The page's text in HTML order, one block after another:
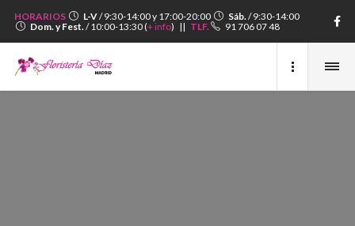
HORARIOS L-V/ 9:30-14:00 y 17:00-20:00 Sáb./ 9:30-14:00
Dom. y Fest./ 10:00-13:30 (+ info) || TLF. 91 706 07 48